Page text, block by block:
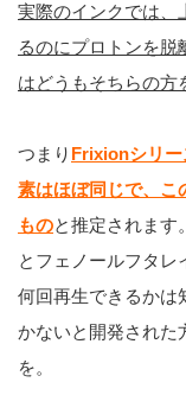
実際のインクでは、
るのにプロトンを脱
はどうもそちらの方
つまり Frixionシリー
素はほぼ同じで、
ものと推定されます
とフェノールフタレ
何回再生できるかは
かないと開発された
を。